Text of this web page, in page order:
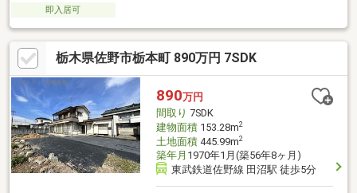
即入居可
栃木県佐野市栃本町 890万円 7SDK
890万円
間取り 7SDK
建物面積153.28m2
土地面積445.99m2
築年月 1970年1月(築56年8ヶ月)
東武鉄道佐野線 田沼駅 徒歩5分